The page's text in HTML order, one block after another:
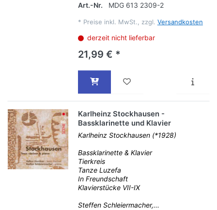
Art.-Nr. MDG 613 2309-2
* Preise inkl. MwSt., zzgl. Versandkosten
derzeit nicht lieferbar
21,99 € *
Karlheinz Stockhausen -
Bassklarinette und Klavier
Karlheinz Stockhausen (*1928)
Bassklarinette & Klavier
Tierkreis
Tanze Luzefa
In Freundschaft
Klavierstücke VII-IX
Steffen Schleiermacher,...